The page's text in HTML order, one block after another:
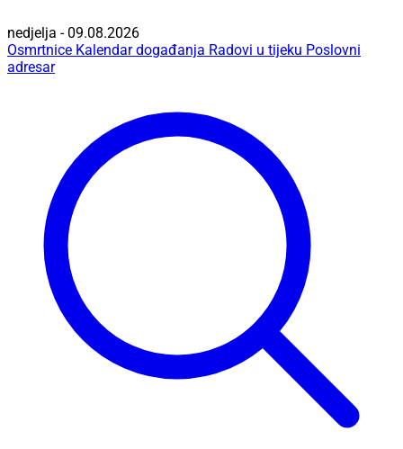
nedjelja - 09.08.2026
Osmrtnice Kalendar događanja Radovi u tijeku Poslovni
adresar